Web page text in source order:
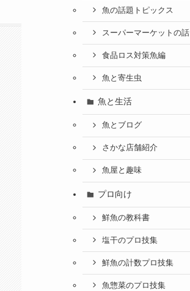
魚の話題トピックス
スーパーマーケットの話
食品ロス対策魚編
魚と寄生虫
魚と生活
魚とブログ
さかな店舗紹介
魚屋と趣味
プロ向け
鮮魚の教科書
塩干のプロ技集
鮮魚の計数プロ技集
魚惣菜のプロ技集